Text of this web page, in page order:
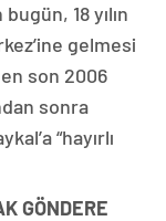
18 yılın
gelmesi
son 2006
sonra
“hayırlı
GÖNDERE